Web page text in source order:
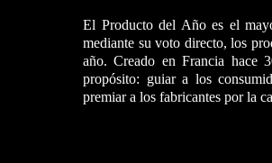
El Producto del Año es el
mediante su voto directo, los
año. Creado en Francia hace
propósito: guiar a los
premiar a los fabricantes por la